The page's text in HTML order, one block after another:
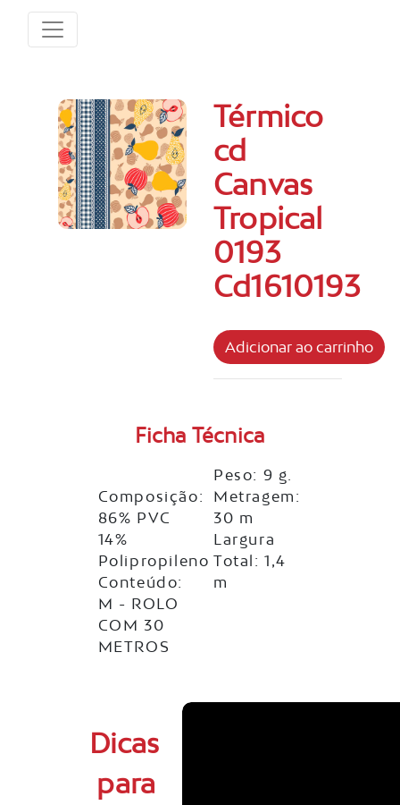
Térmico
cd
Canvas
Tropical
0193
Cd1610193
Ficha Técnica
Composição:
86% PVC
14%
Polipropileno
Conteúdo:
M - ROLO
COM 30
METROS
Peso: 9 g.
Metragem:
30 m
Largura
Total: 1,4
m
Dicas
para